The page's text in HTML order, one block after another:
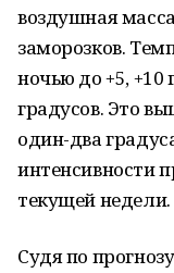
воздушная
заморозков.
ночью до +5, +10
градусов. Это
один-два
интенсивности
текущей недели.
Судя по